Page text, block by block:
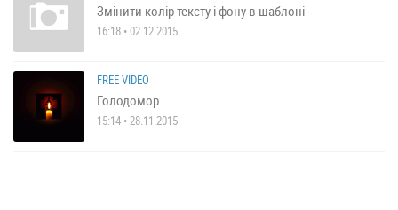
Змінити колір тексту і фону в шаблоні
16:18 • 02.12.2015
FREE VIDEO
Голодомор
15:14 • 28.11.2015